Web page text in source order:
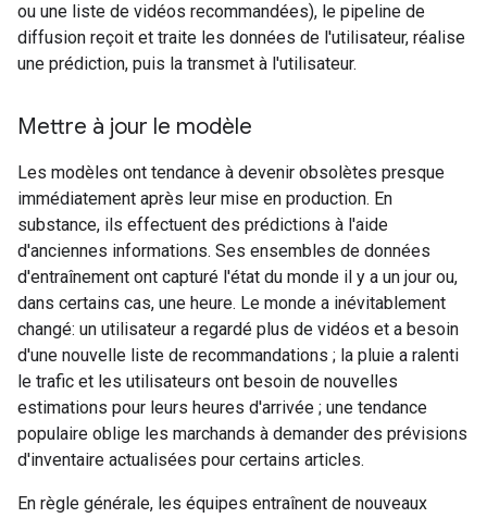
ou une liste de vidéos recommandées), le pipeline de
diffusion reçoit et traite les données de l'utilisateur, réalise
une prédiction, puis la transmet à l'utilisateur.
Mettre à jour le modèle
Les modèles ont tendance à devenir obsolètes presque
immédiatement après leur mise en production. En
substance, ils effectuent des prédictions à l'aide
d'anciennes informations. Ses ensembles de données
d'entraînement ont capturé l'état du monde il y a un jour ou,
dans certains cas, une heure. Le monde a inévitablement
changé: un utilisateur a regardé plus de vidéos et a besoin
d'une nouvelle liste de recommandations ; la pluie a ralenti
le trafic et les utilisateurs ont besoin de nouvelles
estimations pour leurs heures d'arrivée ; une tendance
populaire oblige les marchands à demander des prévisions
d'inventaire actualisées pour certains articles.
En règle générale, les équipes entraînent de nouveaux